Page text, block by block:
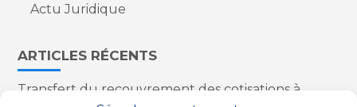
Actu Juridique
ARTICLES RÉCENTS
Transfert du recouvrement des cotisations à
l’Urssaf : des nouveautés